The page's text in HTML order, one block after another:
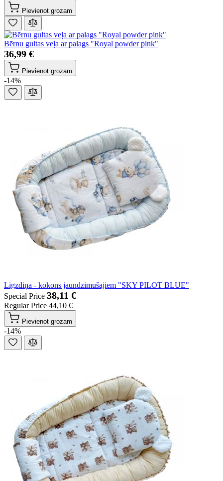
Pievienot grozam
Bērnu gultas veļa ar palags "Royal powder pink"
36,99 €
Pievienot grozam
-14%
Ligzdiņa - kokons jaundzimušajiem "SKY PILOT BLUE"
Special Price 38,11 €
Regular Price 44,10 €
Pievienot grozam
-14%